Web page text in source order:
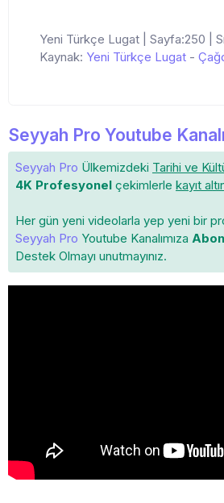
Yeni Türkçe Lugat | Sayfa:250 |
Kaynak: Yeni Türkçe Lugat -
Seyyah Pro Youtube
Seyyah Pro Ülkemizdeki Tarihi ve
4K Profesyonel çekimlerle kayıt
Her gün yeni videolarla yep yeni bir
Seyyah Pro Youtube Kanalımıza
Destek Olmayı unutmayınız.